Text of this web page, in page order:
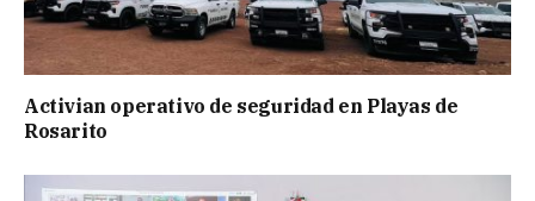
Activian operativo de seguridad en Playas de
Rosarito